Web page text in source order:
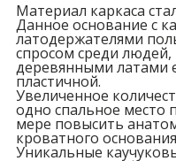
Материал каркаса
Данное основание с
латодержателями
спросом среди
деревянными латами
пластичной.
Увеличенное
одно спальное место
мере повысить
кроватного
Уникальные